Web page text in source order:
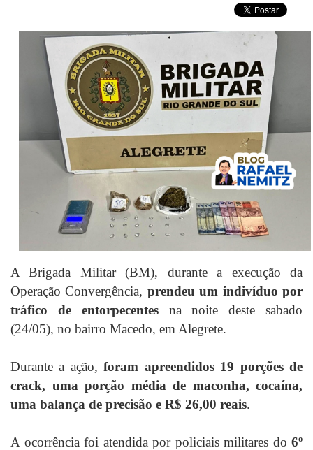
A Brigada Militar (BM), durante a execução da
Operação Convergência, prendeu um indivíduo por
tráfico de entorpecentesna noite deste sabado
(24/05), no bairro Macedo, em Alegrete.
Durante a ação,foram apreendidos 19 porções de
crack, uma porção média de maconha, cocaína,
uma balança de precisão e R$ 26,00 reais.
A ocorrência foi atendida por policiais militares do 6º